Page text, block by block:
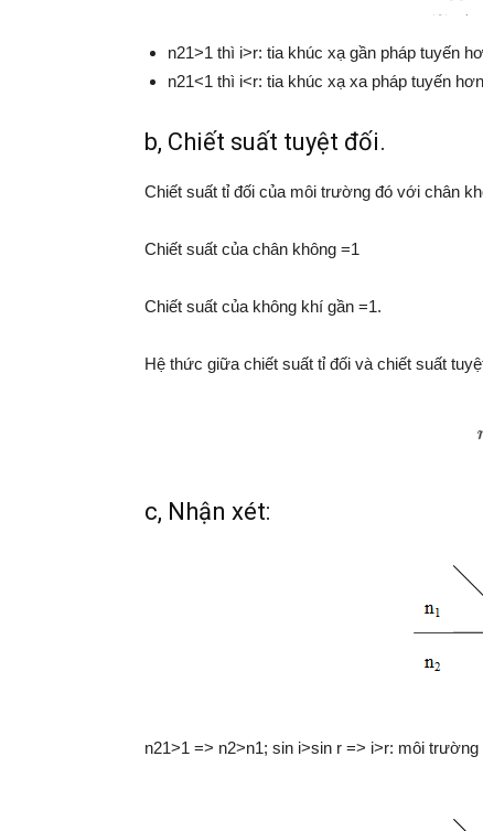
n21>1 thì i>r: tia khúc xạ gần pháp tuyến
n21<1 thì i<r: tia khúc xạ xa pháp tuyến
b, Chiết suất tuyệt đối.
Chiết suất tỉ đối của môi trường đó với chân
Chiết suất của chân không =1
Chiết suất của không khí gần =1.
Hệ thức giữa chiết suất tỉ đối và chiết suất
c, Nhận xét:
n21>1 => n2>n1; sin i>sin r => i>r: môi